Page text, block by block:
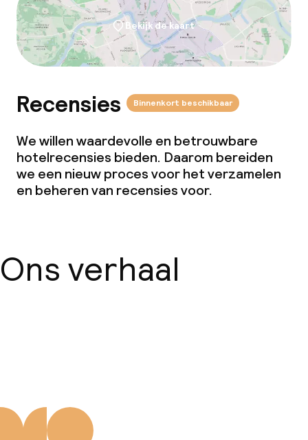
Bekijk de kaart
Recensies Binnenkort beschikbaar
We willen waardevolle en betrouwbare
hotelrecensies bieden. Daarom bereiden
we een nieuw proces voor het verzamelen
en beheren van recensies voor.
Ons verhaal